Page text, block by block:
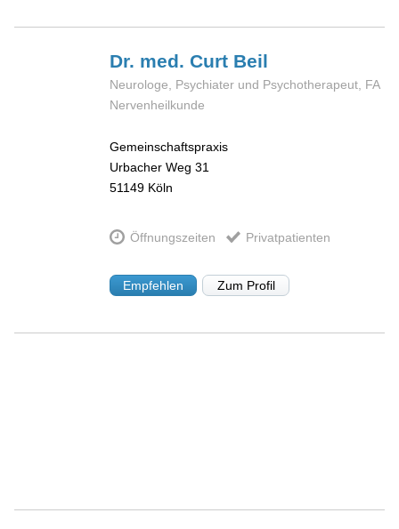
Dr. med. Curt Beil
Neurologe, Psychiater und Psychotherapeut, FA
Nervenheilkunde
Gemeinschaftspraxis
Urbacher Weg 31
51149 Köln
Öffnungszeiten Privatpatienten
Empfehlen Zum Profil